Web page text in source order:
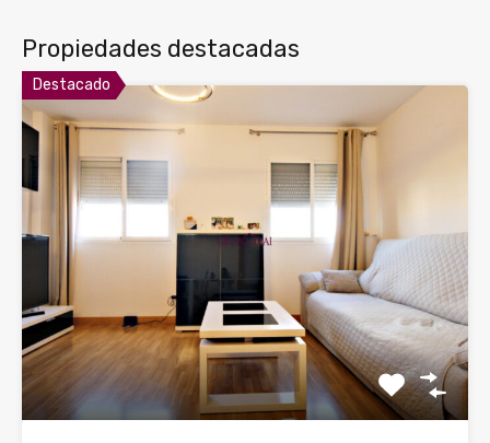
Propiedades destacadas
Destacado